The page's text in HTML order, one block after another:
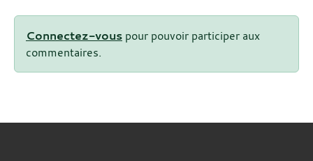
Connectez-vous pour pouvoir participer aux
commentaires.